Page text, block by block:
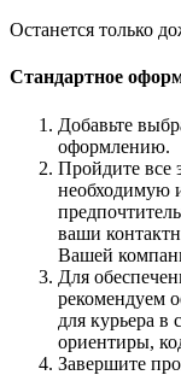
Останется только
Стандартное
Добавьте
оформлению.
Пройдите все
необходимую
ваши
Вашей
Для
рекомендуем
для курьера в
ориентиры,
Завершите